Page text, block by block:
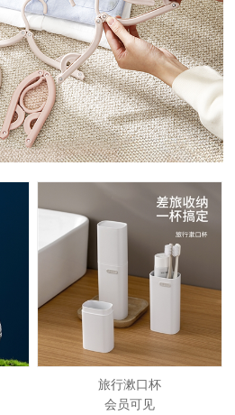
旅行漱口杯
会员可见